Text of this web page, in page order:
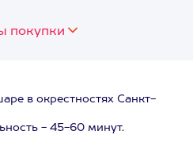
покупки
в окрестностях Санкт-
- 45-60 минут.